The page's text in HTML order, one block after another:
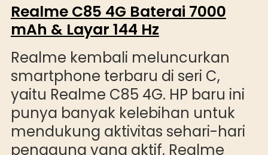
Realme C85 4G Baterai 7000
mAh & Layar 144 Hz
Realme kembali meluncurkan
smartphone terbaru di seri C,
yaitu Realme C85 4G. HP baru ini
punya banyak kelebihan untuk
mendukung aktivitas sehari-hari
pengguna yang aktif. Realme